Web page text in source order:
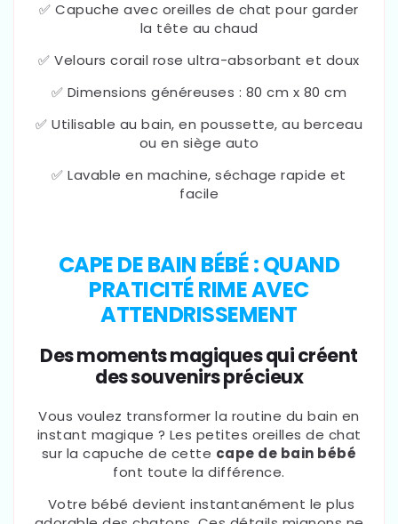
✅ Capuche avec oreilles de chat pour garder
la tête au chaud
✅ Velours corail rose ultra-absorbant et doux
✅ Dimensions généreuses : 80 cm x 80 cm
✅ Utilisable au bain, en poussette, au berceau
ou en siège auto
✅ Lavable en machine, séchage rapide et
facile
CAPE DE BAIN BÉBÉ : QUAND
PRATICITÉ RIME AVEC
ATTENDRISSEMENT
Des moments magiques qui créent
des souvenirs précieux
Vous voulez transformer la routine du bain en
instant magique ? Les petites oreilles de chat
sur la capuche de cette cape de bain bébé
font toute la différence.
Votre bébé devient instantanément le plus